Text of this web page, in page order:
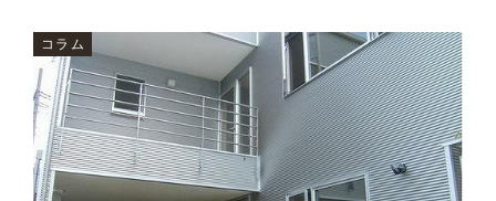
コラム